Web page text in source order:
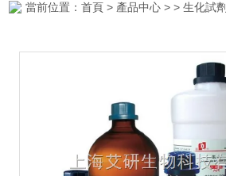
當前位置：首頁 > 產品中心 > >生化試劑